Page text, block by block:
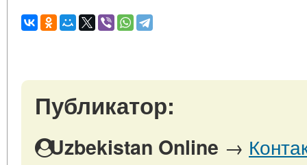
Публикатор:
Uzbekistan Online →